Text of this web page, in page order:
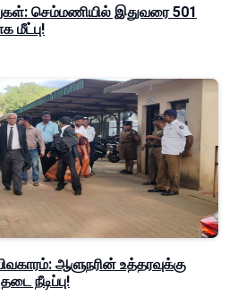
செம்மணியில் இதுவரை 501
மீட்பு!
ஆளுநரின் உத்தரவுக்கு
நீடிப்பு!